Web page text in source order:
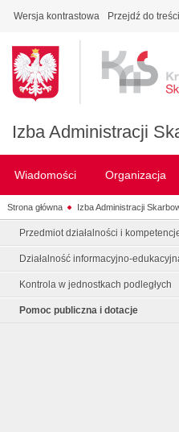
Wersja kontrastowa Przejdź do treści
Izba Administracji
Wiadomości Organizacja
Strona główna Izba Administracji
Przedmiot działalności i
Działalność informacyjno-
Kontrola w jednostkach podległych
Pomoc publiczna i dotacje